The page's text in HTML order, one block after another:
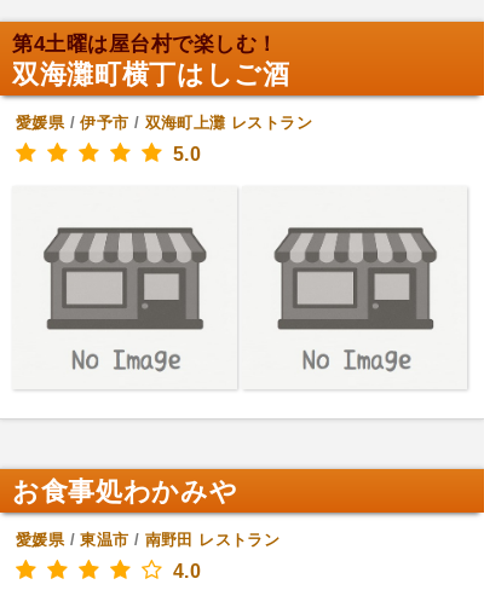
第4土曜は屋台村で楽しむ！
双海灘町横丁はしご酒
愛媛県/伊予市 / 双海町上灘 レストラン
5.0
お食事処わかみや
愛媛県/東温市 / 南野田 レストラン
4.0